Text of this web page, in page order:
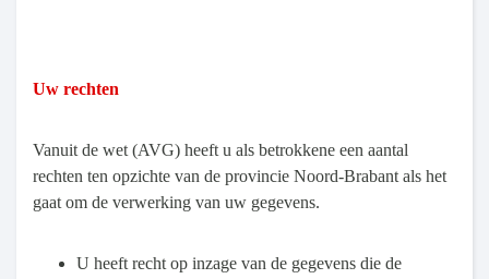
Uw rechten
Vanuit de wet (AVG) heeft u als betrokkene een aantal
rechten ten opzichte van de provincie Noord-Brabant als het
gaat om de verwerking van uw gegevens.
U heeft recht op inzage van de gegevens die de